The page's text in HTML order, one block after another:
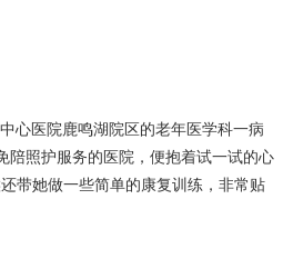
心医院鹿鸣湖院区的老年医学科一病
陪照护服务的医院，便抱着试一试的心
带她做一些简单的康复训练，非常贴